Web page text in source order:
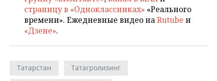
страницу в «Одноклассниках» «Реального
времени». Ежедневные видео наRutube и
«Дзене».
Татарстан
Татагролизинг